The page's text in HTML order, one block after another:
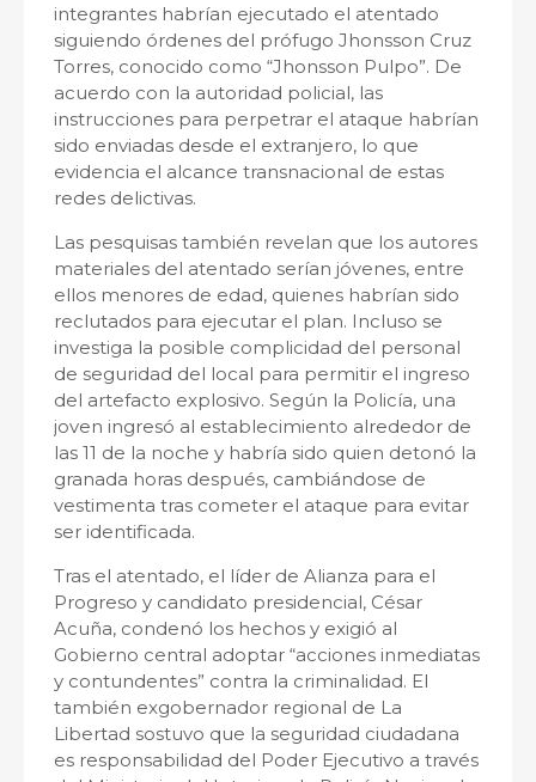
integrantes habrían ejecutado el atentado
siguiendo órdenes del prófugo Jhonsson Cruz
Torres, conocido como “Jhonsson Pulpo”. De
acuerdo con la autoridad policial, las
instrucciones para perpetrar el ataque habrían
sido enviadas desde el extranjero, lo que
evidencia el alcance transnacional de estas
redes delictivas.
Las pesquisas también revelan que los autores
materiales del atentado serían jóvenes, entre
ellos menores de edad, quienes habrían sido
reclutados para ejecutar el plan. Incluso se
investiga la posible complicidad del personal
de seguridad del local para permitir el ingreso
del artefacto explosivo. Según la Policía, una
joven ingresó al establecimiento alrededor de
las 11 de la noche y habría sido quien detonó la
granada horas después, cambiándose de
vestimenta tras cometer el ataque para evitar
ser identificada.
Tras el atentado, el líder de Alianza para el
Progreso y candidato presidencial, César
Acuña, condenó los hechos y exigió al
Gobierno central adoptar “acciones inmediatas
y contundentes” contra la criminalidad. El
también exgobernador regional de La
Libertad sostuvo que la seguridad ciudadana
es responsabilidad del Poder Ejecutivo a través